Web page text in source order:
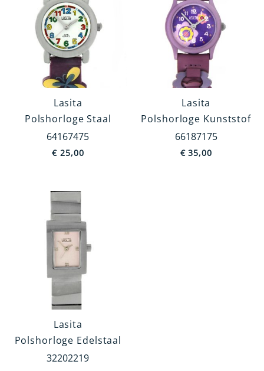
Categorie
Polshorloge
Zakhorloge
Hanghorloge
Materiaal
Edelstaal
Kunststof
Titanium
Chroom
Aluminium
MEER TONEN
Type Band
Schakel Band
Kunststof Band
Lasita
Polshorloge Staal
64167475
€ 25,00
Lasita
Polshorloge Kunststof
66187175
€35,00
Lasita
Polshorloge Edelstaal
32202219